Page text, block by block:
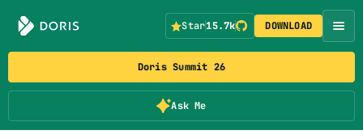
Doris Summit 26
Ask Me
Star15.7k DOWNLOAD